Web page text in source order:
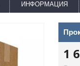
ИНФОРМАЦИЯ
1